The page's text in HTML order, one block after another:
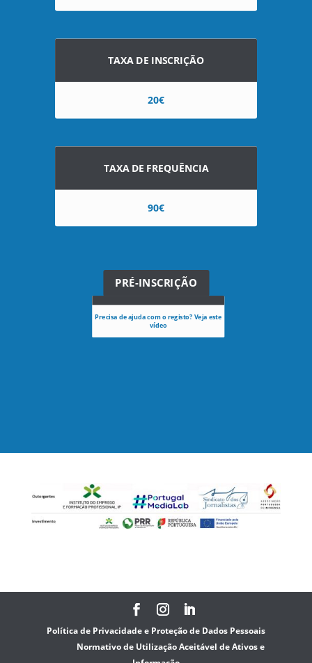
TAXA DE INSCRIÇÃO
20€
TAXA DE FREQUÊNCIA
90€
PRÉ-INSCRIÇÃO
Precisa de ajuda com o registo? Veja este
vídeo
Política de Privacidade e Proteção de Dados Pessoais
Normativo de Utilização Aceitável de Ativos e